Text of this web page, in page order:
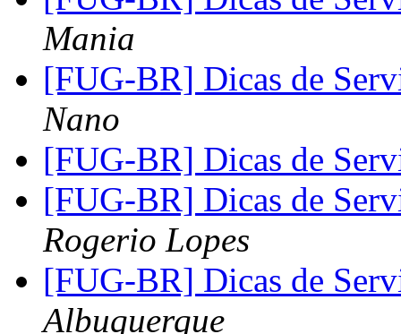
Mania
[FUG-BR] Dicas de
Nano
[FUG-BR] Dicas de
[FUG-BR] Dicas de
Rogerio Lopes
[FUG-BR] Dicas de
Albuquerque